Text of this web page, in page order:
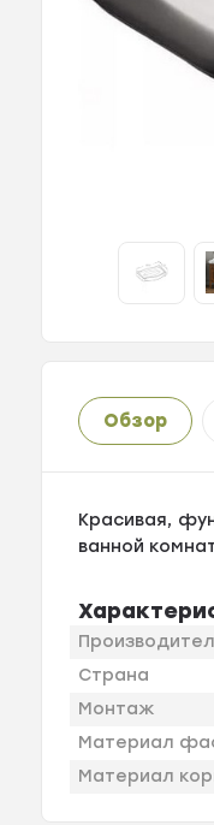
Обзор
Красивая,
ванной
Страна
Монтаж
Материал
Материал